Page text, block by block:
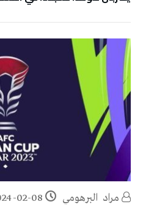
مراد‭ ‬ البرهومي 02-08